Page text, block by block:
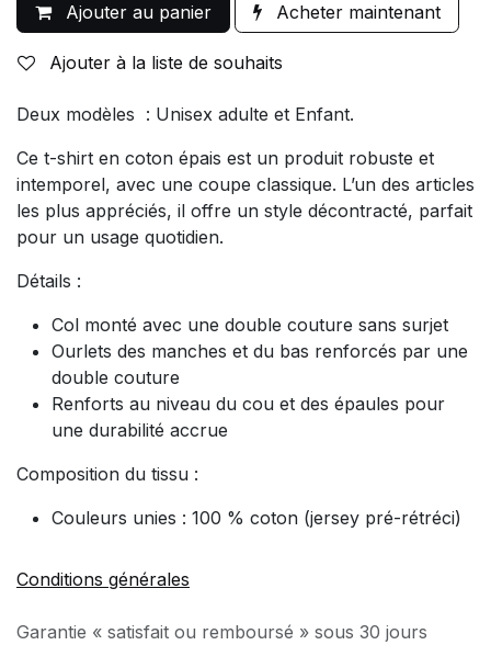
Ajouter au panier Acheter maintenant
Ajouter à la liste de souhaits
Deux modèles : Unisex adulte et Enfant.
Ce t-shirt en coton épais est un produit robuste et
intemporel, avec une coupe classique. L’un des articles
les plus appréciés, il offre un style décontracté, parfait
pour un usage quotidien.
Détails :
Col monté avec une double couture sans surjet
Ourlets des manches et du bas renforcés par une
double couture
Renforts au niveau du cou et des épaules pour
une durabilité accrue
Composition du tissu :
Couleurs unies : 100 % coton (jersey pré-rétréci)
Conditions générales
Garantie « satisfait ou remboursé » sous 30 jours